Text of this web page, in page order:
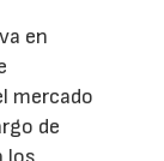
en
mercado
de